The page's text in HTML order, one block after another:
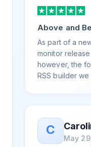
Above and
As part of a
monitor
however, the
RSS builder
was
wanted to
a few weeks,
C
May